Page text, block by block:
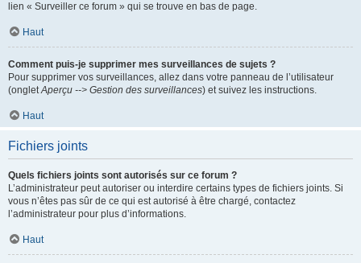
lien « Surveiller ce forum » qui se trouve en bas de page.
Haut
Comment puis-je supprimer mes surveillances de sujets ?
Pour supprimer vos surveillances, allez dans votre panneau de l’utilisateur
(ongletAperçu --> Gestion des surveillances) et suivez les instructions.
Haut
Fichiers joints
Quels fichiers joints sont autorisés sur ce forum ?
L’administrateur peut autoriser ou interdire certains types de fichiers joints. Si
vous n’êtes pas sûr de ce qui est autorisé à être chargé, contactez
l’administrateur pour plus d’informations.
Haut